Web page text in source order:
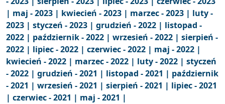
| maj - 2023 | kwiecień - 2023 | marzec - 2023 | luty -
2023 | styczeń - 2023 | grudzień - 2022 | listopad -
2022 | październik - 2022 | wrzesień - 2022 | sierpień -
2022 | lipiec - 2022 | czerwiec - 2022 | maj - 2022 |
kwiecień - 2022 | marzec - 2022 | luty - 2022 | styczeń
- 2022 | grudzień - 2021 | listopad - 2021 | październik
- 2021 | wrzesień - 2021 | sierpień - 2021 | lipiec - 2021
| czerwiec - 2021 | maj - 2021 |